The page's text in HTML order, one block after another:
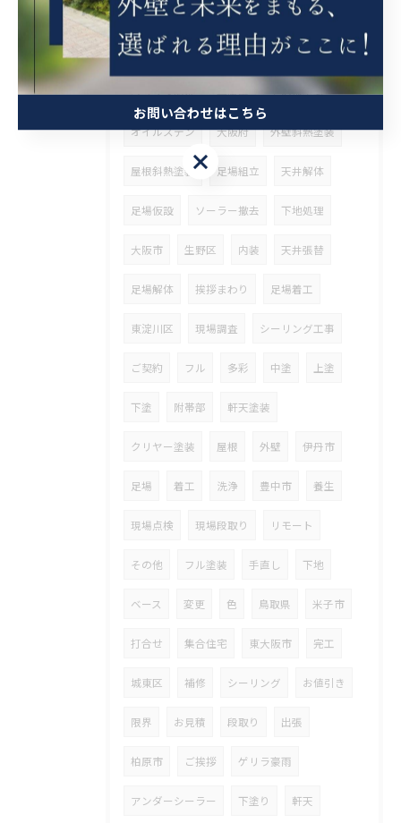
整理 ウッドデッキ塗装 斜熱塗装
鉄骨塗装 タスペーサー 高石市
ベランダ防水 兵庫県 その他塗装
オイルステン 大阪府 外壁斜熱塗装
屋根斜熱塗装 足場組立 天井解体
足場仮設 ソーラー撤去 下地処理
大阪市 生野区 内装 天井張替
足場解体 挨拶まわり 足場着工
東淀川区 現場調査 シーリング工事
ご契約 フル 多彩 中塗 上塗
下塗 附帯部 軒天塗装
クリヤー塗装 屋根 外壁 伊丹市
足場 着工 洗浄 豊中市 養生
現場点検 現場段取り リモート
その他 フル塗装 手直し 下地
ベース 変更 色 鳥取県 米子市
打合せ 集合住宅 東大阪市 完工
城東区 補修 シーリング お値引き
限界 お見積 段取り 出張
柏原市 ご挨拶 ゲリラ豪雨
アンダーシーラー 下塗り 軒天
お問い合わせはこちら
お問い合わせはこちら